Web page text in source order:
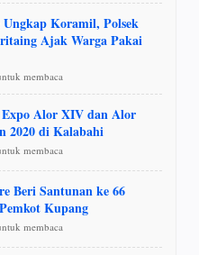
Ungkap Koramil, Polsek
Ajak Warga Pakai
membaca
Alor XIV dan Alor
2020 di Kalabahi
membaca
Beri Santunan ke 66
Kupang
membaca